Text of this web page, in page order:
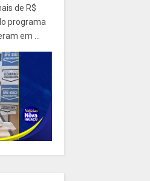
de R$
programa
em ...